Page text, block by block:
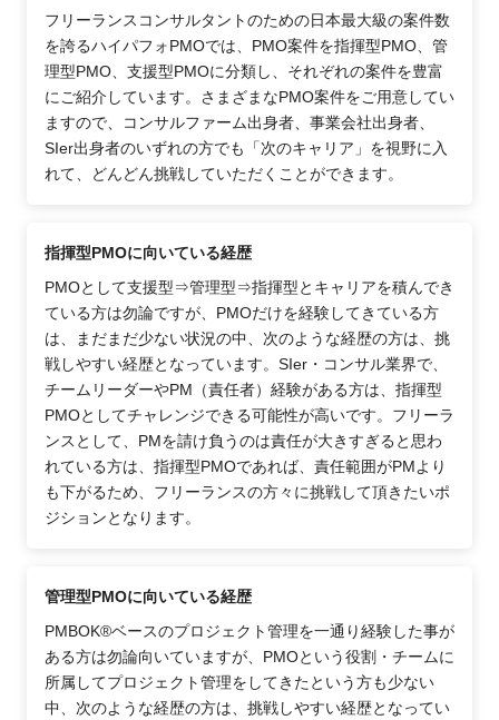
フリーランスコンサルタントのための日本最大級の案件数
を誇るハイパフォPMOでは、PMO案件を指揮型PMO、管
理型PMO、支援型PMOに分類し、それぞれの案件を豊富
にご紹介しています。さまざまなPMO案件をご用意してい
ますので、コンサルファーム出身者、事業会社出身者、
SIer出身者のいずれの方でも「次のキャリア」を視野に入
れて、どんどん挑戦していただくことができます。
指揮型PMOに向いている経歴
PMOとして支援型⇒管理型⇒指揮型とキャリアを積んでき
ている方は勿論ですが、PMOだけを経験してきている方
は、まだまだ少ない状況の中、次のような経歴の方は、挑
戦しやすい経歴となっています。SIer・コンサル業界で、
チームリーダーやPM（責任者）経験がある方は、指揮型
PMOとしてチャレンジできる可能性が高いです。フリーラ
ンスとして、PMを請け負うのは責任が大きすぎると思わ
れている方は、指揮型PMOであれば、責任範囲がPMより
も下がるため、フリーランスの方々に挑戦して頂きたいポ
ジションとなります。
管理型PMOに向いている経歴
PMBOK®ベースのプロジェクト管理を一通り経験した事が
ある方は勿論向いていますが、PMOという役割・チームに
所属してプロジェクト管理をしてきたという方も少ない
中、次のような経歴の方は、挑戦しやすい経歴となってい